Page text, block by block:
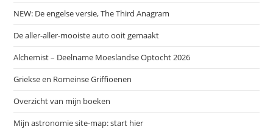
NEW: De engelse versie, The Third Anagram
De aller-aller-mooiste auto ooit gemaakt
Alchemist – Deelname Moeslandse Optocht 2026
Griekse en Romeinse Griffioenen
Overzicht van mijn boeken
Mijn astronomie site-map: start hier